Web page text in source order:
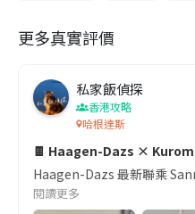
更多真實評價
私家飯偵探
香港攻略
哈根達斯
🍫 Haagen-Dazs ×
Haagen-Dazs 最新聯乘
閱讀更多